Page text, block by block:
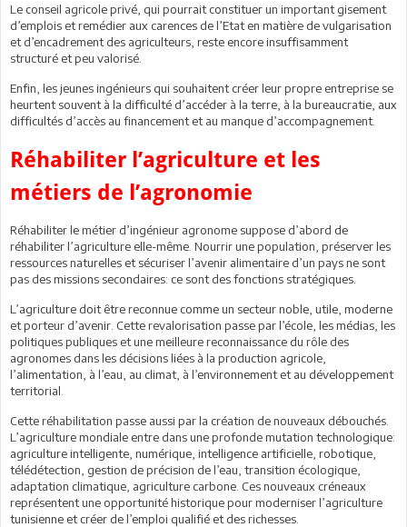
Le conseil agricole privé, qui pourrait constituer un important gisement
d’emplois et remédier aux carences de l’Etat en matière de vulgarisation
et d’encadrement des agriculteurs, reste encore insuffisamment
structuré et peu valorisé.
Enfin, les jeunes ingénieurs qui souhaitent créer leur propre entreprise se
heurtent souvent à la difficulté d’accéder à la terre, à la bureaucratie, aux
difficultés d’accès au financement et au manque d’accompagnement.
Réhabiliter l’agriculture et les
métiers de l’agronomie
Réhabiliter le métier d’ingénieur agronome suppose d’abord de
réhabiliter l’agriculture elle-même. Nourrir une population, préserver les
ressources naturelles et sécuriser l’avenir alimentaire d’un pays ne sont
pas des missions secondaires: ce sont des fonctions stratégiques.
L’agriculture doit être reconnue comme un secteur noble, utile, moderne
et porteur d’avenir. Cette revalorisation passe par l’école, les médias, les
politiques publiques et une meilleure reconnaissance du rôle des
agronomes dans les décisions liées à la production agricole,
l’alimentation, à l’eau, au climat, à l’environnement et au développement
territorial.
Cette réhabilitation passe aussi par la création de nouveaux débouchés.
L’agriculture mondiale entre dans une profonde mutation technologique:
agriculture intelligente, numérique, intelligence artificielle, robotique,
télédétection, gestion de précision de l’eau, transition écologique,
adaptation climatique, agriculture carbone. Ces nouveaux créneaux
représentent une opportunité historique pour moderniser l’agriculture
tunisienne et créer de l’emploi qualifié et des richesses.